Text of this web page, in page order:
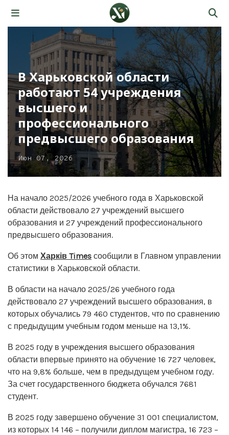
В Харьковской области
работают 54 учреждения
высшего и
профессионального
предвысшего образования
Июн 07, 2026
На начало 2025/2026 учебного года в Харьковской
области действовало 27 учреждений высшего
образования и 27 учреждений профессионального
предвысшего образования.
Об этом Харків Times сообщили в Главном управлении
статистики в Харьковской области.
В области на начало 2025/26 учебного года
действовало 27 учреждений высшего образования, в
которых обучались 79 460 студентов, что по сравнению
с предыдущим учебным годом меньше на 13,1%.
В 2025 году в учреждения высшего образования
области впервые принято на обучение 16 727 человек,
что на 9,8% больше, чем в предыдущем учебном году.
За счет государственного бюджета обучался 7681
студент.
В 2025 году завершено обучение 31 001 специалистом,
из которых 14 146 – получили диплом магистра, 16 723 –